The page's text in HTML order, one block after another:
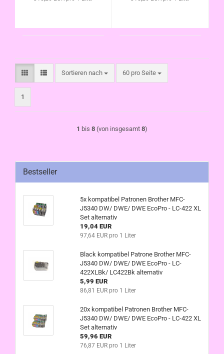
Sortieren nach
Sortieren nach 60 pro Seite
pro Seite
1
1 bis 8 (von insgesamt 8)
Bestseller
5x kompatibel Patronen Brother MFC-
J5340 DW/ DWE/ DWE EcoPro - LC-422 XL
Set alternativ
19,04 EUR
97,64 EUR pro 1 Liter
Black kompatibel Patrone Brother MFC-
J5340 DW/ DWE/ DWE EcoPro - LC-
422XLBk/ LC422Bk alternativ
5,99 EUR
86,81 EUR pro 1 Liter
20x kompatibel Patronen Brother MFC-
J5340 DW/ DWE/ DWE EcoPro - LC-422 XL
Set alternativ
59,96 EUR
76,87 EUR pro 1 Liter